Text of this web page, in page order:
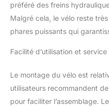
préféré des freins
Malgré cela, le vélo reste
phares puissants qui
Facilité d’utilisation et service
Le montage du vélo est
utilisateurs recommandent
pour faciliter l’assemblage.